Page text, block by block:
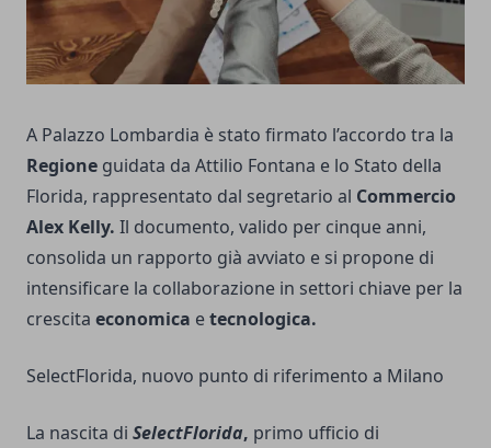
A Palazzo Lombardia è stato firmato l’accordo tra la
Regione guidata da Attilio Fontana e lo Stato della
Florida, rappresentato dal segretario al Commercio
Alex Kelly. Il documento, valido per cinque anni,
consolida un rapporto già avviato e si propone di
intensificare la collaborazione in settori chiave per la
crescita economica etecnologica.
SelectFlorida, nuovo punto di riferimento a Milano
La nascita di SelectFlorida, primo ufficio di